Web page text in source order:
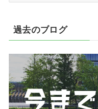
イ
ブ
過去のブログ